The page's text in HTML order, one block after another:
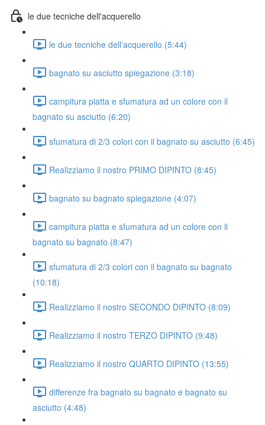
le due tecniche dell'acquerello
le due tecniche dell'acquerello (5:44)
bagnato su asciutto spiegazione (3:18)
campitura piatta e sfumatura ad un colore con il
bagnato su asciutto (6:20)
sfumatura di 2/3 colori con il bagnato su asciutto (6:45)
Realizziamo il nostro PRIMO DIPINTO (8:45)
bagnato su bagnato spiegazione (4:07)
campitura piatta e sfumatura ad un colore con il
bagnato su bagnato (8:47)
sfumatura di 2/3 colori con il bagnato su bagnato
(10:18)
Realizziamo il nostro SECONDO DIPINTO (8:09)
Realizziamo il nostro TERZO DIPINTO (9:48)
Realizziamo il nostro QUARTO DIPINTO (13:55)
differenze fra bagnato su bagnato e bagnato su
asciutto (4:48)